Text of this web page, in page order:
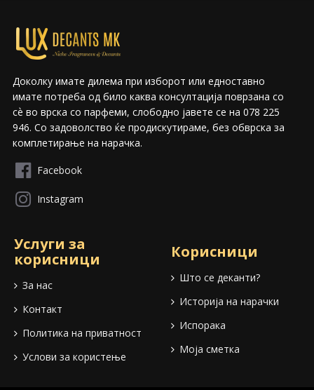
Доколку имате дилема при изборот или едноставно
имате потреба од било каква консултација поврзана со
сѐ во врска со парфеми, слободно јавете се на 078 225
946. Со задоволство ќе продискутираме, без обврска за
комплетирање на нарачка.
Facebook
Instagram
Услуги за
корисници
За нас
Контакт
Политика на приватност
Услови за користење
Корисници
Што се деканти?
Историја на нарачки
Испорака
Моја сметка